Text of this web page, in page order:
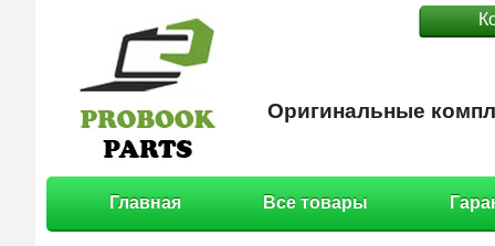
Оригинальные
Главная Все товары